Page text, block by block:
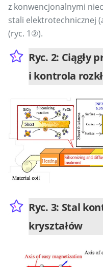
z konwencjonalnymi
stali elektrotechnicznej
(ryc. 1②).
Ryc. 2: Ciągły
i kontrola
Ryc. 3: Stal
kryształów